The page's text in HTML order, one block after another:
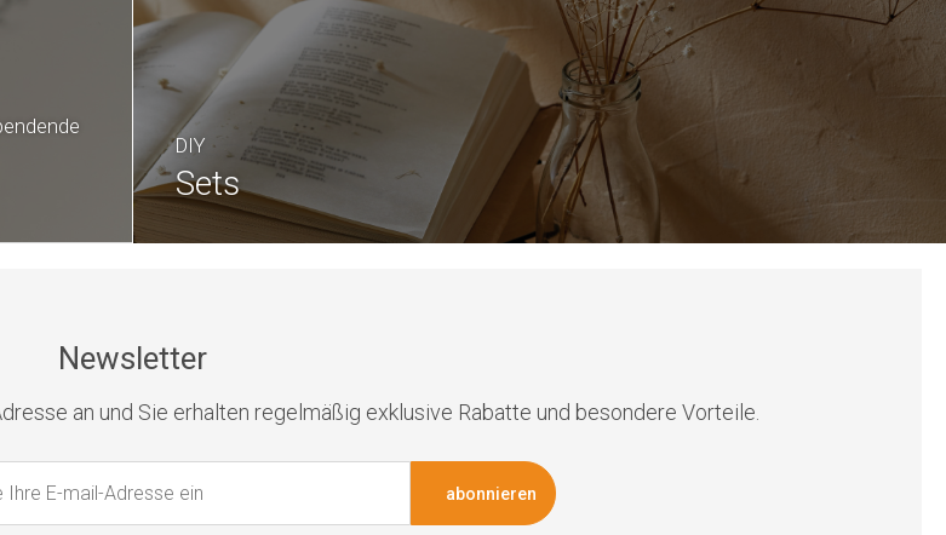
DIY
Sets
Newsletter
an und Sie erhalten regelmäßig exklusive Rabatte und besondere Vorteile.
abonnieren